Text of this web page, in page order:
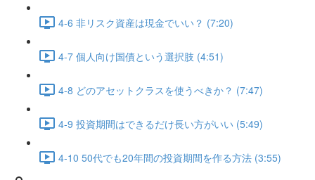
4-6 非リスク資産は現金でいい？ (7:20)
4-7 個人向け国債という選択肢 (4:51)
4-8 どのアセットクラスを使うべきか？ (7:47)
4-9 投資期間はできるだけ長い方がいい (5:49)
4-10 50代でも20年間の投資期間を作る方法 (3:55)